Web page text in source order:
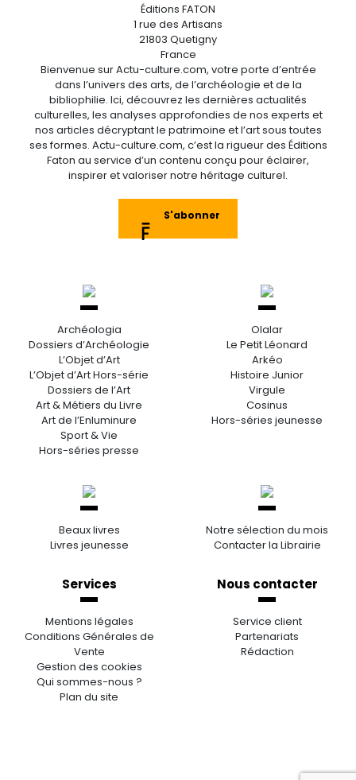
Éditions FATON
1 rue des Artisans
21803 Quetigny
France
Bienvenue sur Actu-culture.com, votre porte d’entrée
dans l’univers des arts, de l’archéologie et de la
bibliophilie. Ici, découvrez les dernières actualités
culturelles, les analyses approfondies de nos experts et
nos articles décryptant le patrimoine et l’art sous toutes
ses formes. Actu-culture.com, c’est la rigueur des Éditions
Faton au service d’un contenu conçu pour éclairer,
inspirer et valoriser notre héritage culturel.
S'abonner
Archéologia
Dossiers d’Archéologie
L’Objet d’Art
L’Objet d’Art Hors-série
Dossiers de l’Art
Art & Métiers du Livre
Art de l’Enluminure
Sport & Vie
Hors-séries presse
Olalar
Le Petit Léonard
Arkéo
Histoire Junior
Virgule
Cosinus
Hors-séries jeunesse
Beaux livres
Livres jeunesse
Notre sélection du mois
Contacter la Librairie
Services
Mentions légales
Conditions Générales de
Vente
Gestion des cookies
Qui sommes-nous ?
Plan du site
Nous contacter
Service client
Partenariats
Rédaction